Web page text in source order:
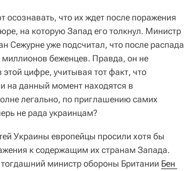
осознавать, что их ждет после поражения
на которую Запад его толкнул. Министр
Сежурне уже подсчитал, что после распада
миллионов беженцев. Правда, он не
этой цифре, учитывая тот факт, что
на данный момент находятся в
легально, по приглашению самих
не рада украинцам?
Украины европейцы просили хотя бы
к содержащим их странам Запада.
министр обороны Британии Бен